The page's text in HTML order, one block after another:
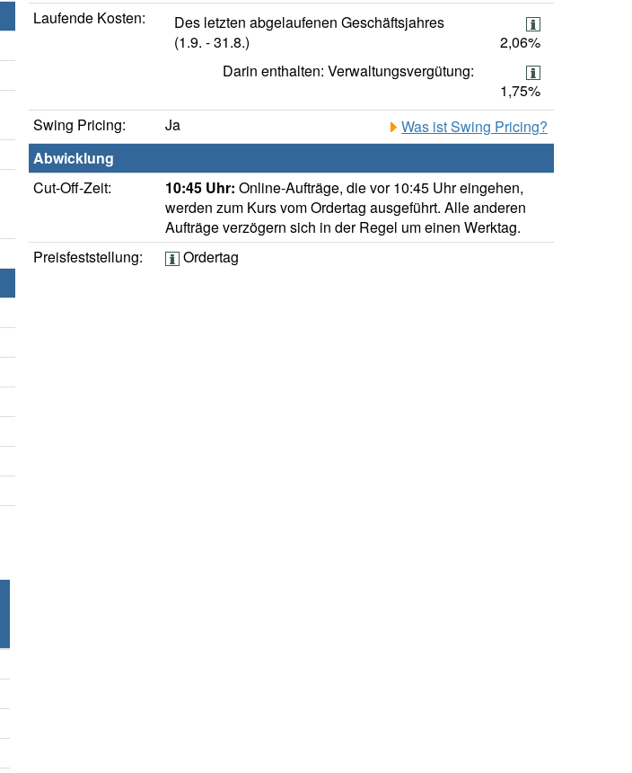
Laufende Kosten:
Des letzten abgelaufenen Geschäftsjahres
(1.9. - 31.8.)
2,06%
Darin enthalten: Verwaltungsvergütung:
1,75%
Swing Pricing:
Ja
Was ist Swing Pricing?
Abwicklung
Cut-Off-Zeit:
10:45 Uhr: Online-Aufträge, die vor 10:45 Uhr eingehen,
werden zum Kurs vom Ordertag ausgeführt. Alle anderen
Aufträge verzögern sich in der Regel um einen Werktag.
Preisfeststellung:
Ordertag